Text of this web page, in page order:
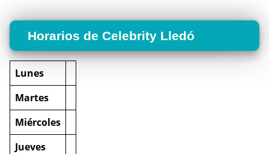
Horarios de Celebrity Lledó
Lunes
Martes
Miércoles
Jueves